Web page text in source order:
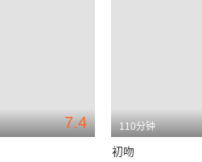
7.4 110分钟
初吻